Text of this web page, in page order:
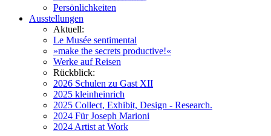
Persönlichkeiten
Ausstellungen
Aktuell:
Le Musée sentimental
»make the secrets productive!«
Werke auf Reisen
Rückblick:
2026 Schulen zu Gast XII
2025 kleinheinrich
2025 Collect, Exhibit, Design - Research.
2024 Für Joseph Marioni
2024 Artist at Work